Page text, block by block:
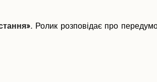
Ролик розповідає про